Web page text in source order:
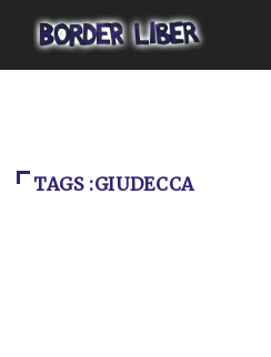
TAGS :GIUDECCA